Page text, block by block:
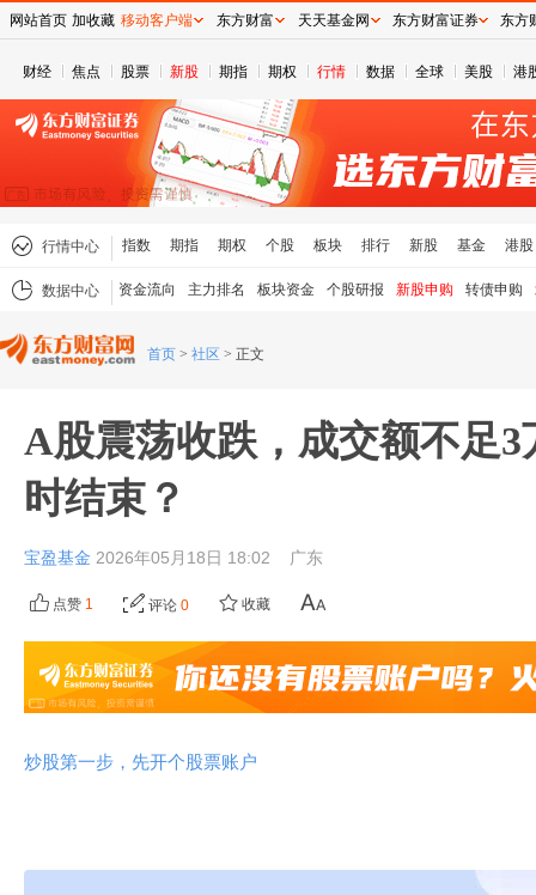
财经 焦点 股票 新股 期指 期权 行情 数据 全球 美股 港
行情中心 指数 期指 期权 个股 板块 排行 新股 基金 港股
数据中心 资金流向 主力排名 板块资金 个股研报 新股申购 转债申购
首页 > 社区 > 正文
A股震荡收跌，成交额不足3
时结束？
宝盈基金 2026年05月18日 18:02 广东
点赞 1 评论 0 收藏
炒股第一步，先开个股票账户
网站首页 加收藏 移动客户端 东方财富 天天基金网 东方财富证券 东方